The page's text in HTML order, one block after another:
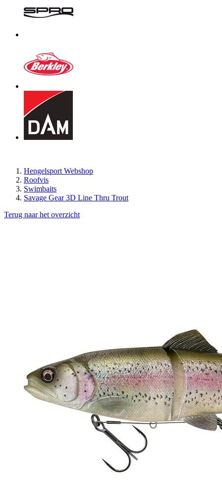
Hengelsport Webshop
Roofvis
Swimbaits
Savage Gear 3D Line Thru Trout
Terug naar het overzicht